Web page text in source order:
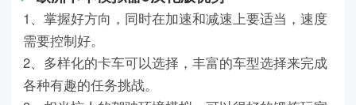
1、掌握好方向，同时在加速和减速上要适当，速度
需要控制好。
2、多样化的卡车可以选择，丰富的车型选择来完成
各种有趣的任务挑战。